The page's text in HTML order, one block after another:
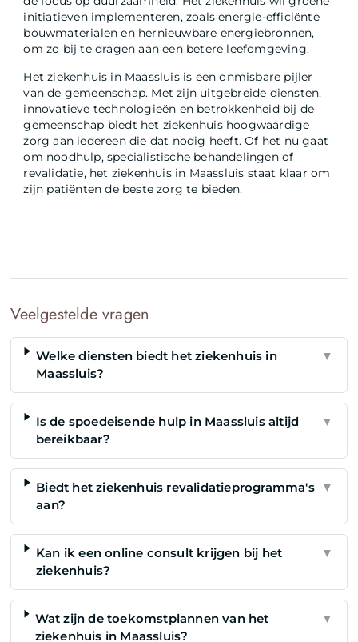
initiatieven implementeren, zoals energie-efficiënte
bouwmaterialen en hernieuwbare energiebronnen,
om zo bij te dragen aan een betere leefomgeving.
Het ziekenhuis in Maassluis is een onmisbare pijler
van de gemeenschap. Met zijn uitgebreide diensten,
innovatieve technologieën en betrokkenheid bij de
gemeenschap biedt het ziekenhuis hoogwaardige
zorg aan iedereen die dat nodig heeft. Of het nu gaat
om noodhulp, specialistische behandelingen of
revalidatie, het ziekenhuis in Maassluis staat klaar om
zijn patiënten de beste zorg te bieden.
Veelgestelde vragen
Welke diensten biedt het ziekenhuis in
Maassluis?
▼
Is de spoedeisende hulp in Maassluis altijd
bereikbaar?
▼
Biedt het ziekenhuis revalidatieprogramma's
aan?
▼
Kan ik een online consult krijgen bij het
ziekenhuis?
▼
Wat zijn de toekomstplannen van het
ziekenhuis in Maassluis?
▼